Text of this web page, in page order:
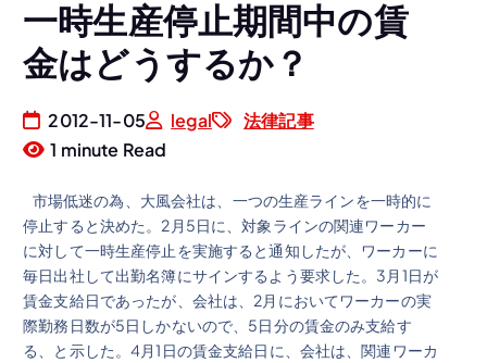
一時生産停止期間中の賃
金はどうするか？
2012-11-05 legal
法律記事
1 minute Read
市場低迷の為、大風会社は、一つの生産ラインを一時的に
停止すると決めた。2月5日に、対象ラインの関連ワーカー
に対して一時生産停止を実施すると通知したが、ワーカーに
毎日出社して出勤名簿にサインするよう要求した。3月1日が
賃金支給日であったが、会社は、2月においてワーカーの実
際勤務日数が5日しかないので、5日分の賃金のみ支給す
る、と示した。4月1日の賃金支給日に、会社は、関連ワーカ